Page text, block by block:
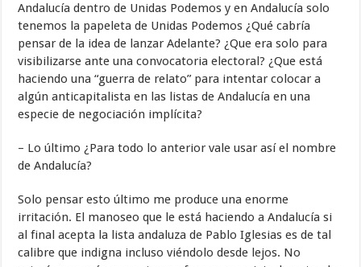
Andalucía dentro de Unidas Podemos y en Andalucía solo
tenemos la papeleta de Unidas Podemos ¿Qué cabría
pensar de la idea de lanzar Adelante? ¿Que era solo para
visibilizarse ante una convocatoria electoral? ¿Que está
haciendo una “guerra de relato” para intentar colocar a
algún anticapitalista en las listas de Andalucía en una
especie de negociación implícita?
– Lo último ¿Para todo lo anterior vale usar así el nombre
de Andalucía?
Solo pensar esto último me produce una enorme
irritación. El manoseo que le está haciendo a Andalucía si
al final acepta la lista andaluza de Pablo Iglesias es de tal
calibre que indigna incluso viéndolo desde lejos. No